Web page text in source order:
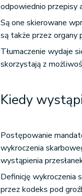
odpowiednio przepisy
Są one skierowane
są także przez organy
Tłumaczenie wydaje
skorzystają z
Kiedy
Postępowanie
wykroczenia
wystąpienia
Definicję wykroczenia
przez kodeks pod